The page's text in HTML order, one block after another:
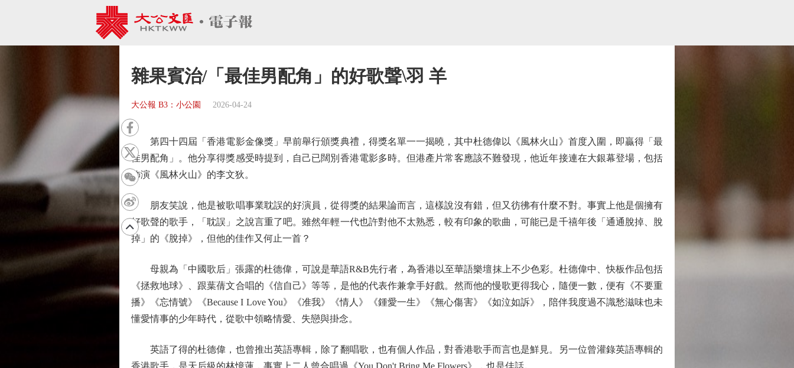
雜果賓治/「最佳男配角」的好歌聲\羽 羊
大公報 B3：小公園 2026-04-24
第四十四屆「香港電影金像獎」早前舉行頒獎典禮，得獎名單一一揭曉，其中杜德偉以《風林火山》首度入圍，即贏得「最
佳男配角」。他分享得獎感受時提到，自己已闊別香港電影多時。但港產片常客應該不難發現，他近年接連在大銀幕登場，包括
飾演《風林火山》的李文狄。
朋友笑說，他是被歌唱事業耽誤的好演員，從得獎的結果論而言，這樣說沒有錯，但又彷彿有什麼不對。事實上他是個擁有
好歌聲的歌手，「耽誤」之說言重了吧。雖然年輕一代也許對他不太熟悉，較有印象的歌曲，可能已是千禧年後「通通脫掉、脫
掉」的《脫掉》，但他的佳作又何止一首？
母親為「中國歌后」張露的杜德偉，可說是華語R&B先行者，為香港以至華語樂壇抹上不少色彩。杜德偉中、快板作品包括
《拯救地球》、跟葉蒨文合唱的《信自己》等等，是他的代表作兼拿手好戲。然而他的慢歌更得我心，隨便一數，便有《不要重
播》《忘情號》《Because I Love You》《准我》《情人》《鍾愛一生》《無心傷害》《如泣如訴》，陪伴我度過不識愁滋味也未
懂愛情事的少年時代，從歌中領略情愛、失戀與掛念。
英語了得的杜德偉，也曾推出英語專輯，除了翻唱歌，也有個人作品，對香港歌手而言也是鮮見。另一位曾灌錄英語專輯的